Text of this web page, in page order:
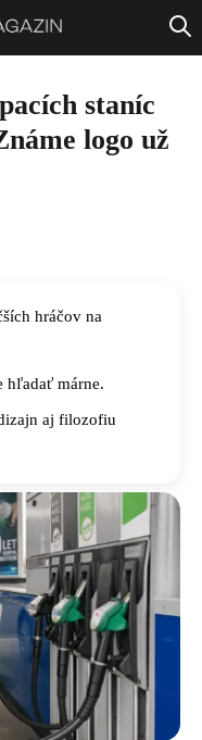
staníc
logo už
hráčov na
hľadať márne.
aj filozofiu